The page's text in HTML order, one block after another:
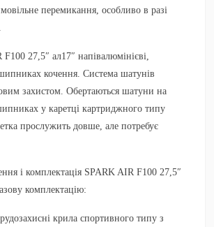
перемикання, особливо в разі
27,5″ ал17″ напівалюмінієві,
кочення. Система шатунів
захистом. Обертаються шатуни на
у каретці картриджного типу
прослужить довше, але потребує
і комплектація SPARK AIR F100 27,5″
комплектацію:
крила спортивного типу з